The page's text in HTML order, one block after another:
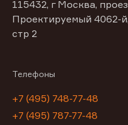
115432, г Москва,
Проектируемый 4062-
стр 2
Телефоны
+7 (495) 748-77-48
+7 (495) 787-77-48